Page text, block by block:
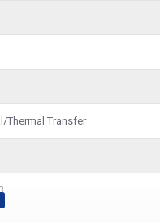
Thermal Transfer